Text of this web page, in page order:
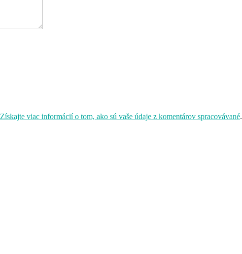
Získajte viac informácií o tom, ako sú vaše údaje z komentárov spracovávané.